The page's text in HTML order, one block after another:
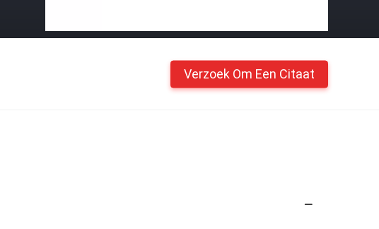
Verzoek Om Een Citaat